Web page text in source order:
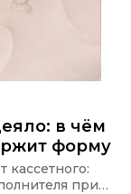
в чём
форму
кассетного:
при